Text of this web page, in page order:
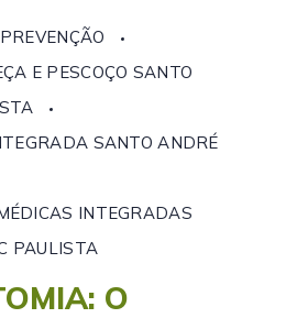
E PESCOÇO SANTO
SANTO ANDRÉ
INTEGRADAS
PAULISTA
O